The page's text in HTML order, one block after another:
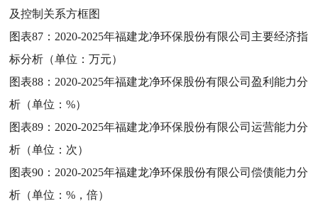
及控制关系方框图
图表87： 2020-2025年福建龙净环保股份有限公司主要经济指
标分析（单位：万元）
图表88： 2020-2025年福建龙净环保股份有限公司盈利能力分
析（单位：%）
图表89： 2020-2025年福建龙净环保股份有限公司运营能力分
析（单位：次）
图表90： 2020-2025年福建龙净环保股份有限公司偿债能力分
析（单位：%，倍）